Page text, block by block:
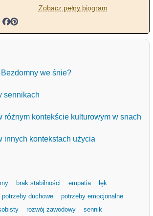
Zobacz pełny biogram
we śnie?
sennikach
różnym kontekście kulturowym w snach
innych kontekstach użycia
brak stabilności empatia
lęk
potrzeby duchowe
potrzeby emocjonalne
rozwój zawodowy
sennik